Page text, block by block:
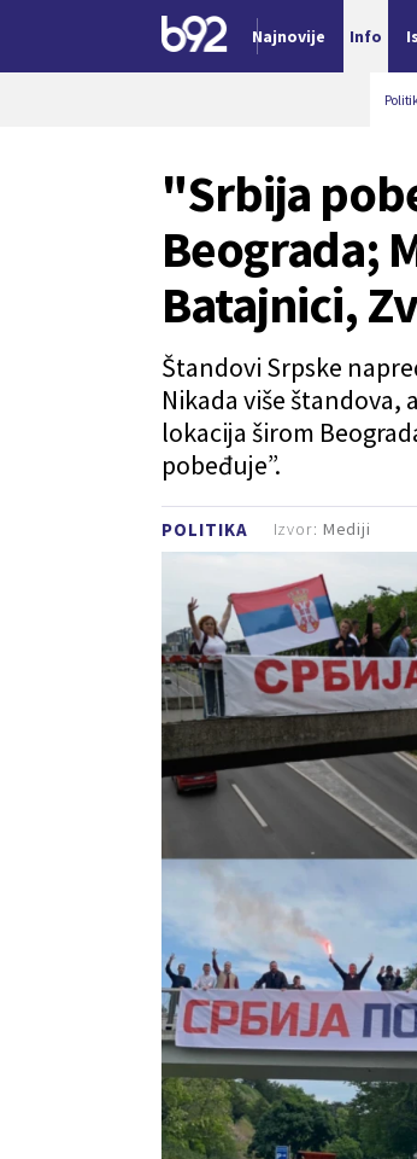
Najnovije Info
POLITIKA
"Srbija
Beograda;
Batajnici,
Štandovi Srpske
Nikada više štandova,
lokacija širom
pobeđuje”.
Izvor: Mediji